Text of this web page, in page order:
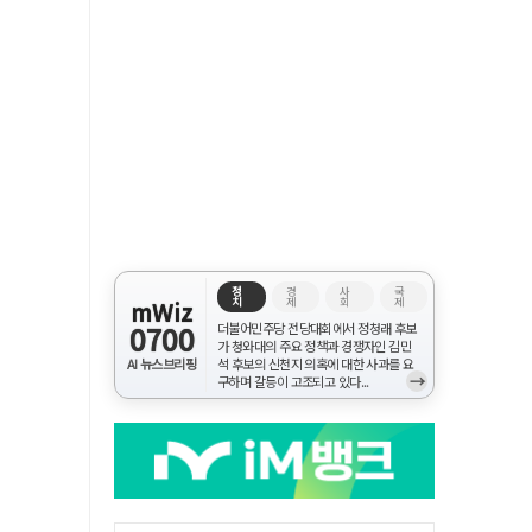
mWiz
0700
AI 뉴스브리핑
정
치
경
제
사
회
국
제
더불어민주당 전당대회에서 정청래 후보
가 청와대의 주요 정책과 경쟁자인 김민
석 후보의 신천지 의혹에 대한 사과를 요
구하며 갈등이 고조되고 있다...
→